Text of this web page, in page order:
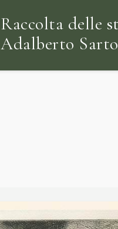
Raccolta delle
Adalberto